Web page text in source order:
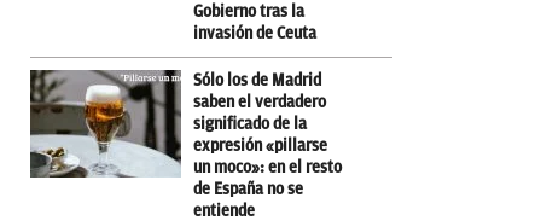
Gobierno tras la
invasión de Ceuta
Sólo los de Madrid
saben el verdadero
significado de la
expresión «pillarse
un moco»: en el resto
de España no se
entiende